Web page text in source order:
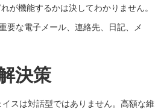
が機能するかは決してわかりません。
要な電子メール、連絡先、日記、メ
決策
スは対話型ではありません。高額な維